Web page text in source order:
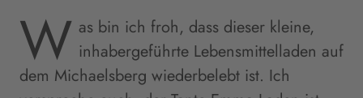
W as bin ich froh, dass dieser kleine,
inhabergeführte Lebensmittelladen auf
dem Michaelsberg wiederbelebt ist. Ich